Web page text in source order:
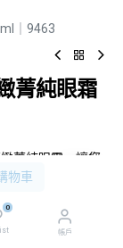
物車
0
帳戶
｜9463
菁純眼霜
菁純眼霜，讓您